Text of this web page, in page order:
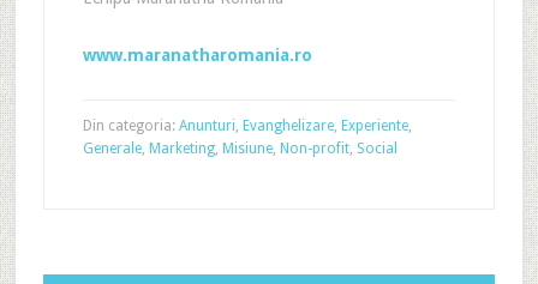
www.maranatharomania.ro
Din categoria: Anunturi, Evanghelizare, Experiente,
Generale, Marketing, Misiune, Non-profit, Social